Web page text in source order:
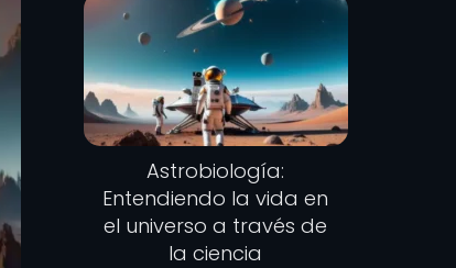
Astrobiología:
Entendiendo la vida en
el universo a través de
la ciencia